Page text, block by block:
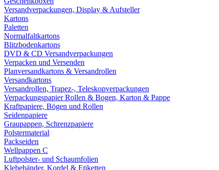
Versandverpackungen, Display & Aufsteller
Kartons
Paletten
Normalfaltkartons
Blitzbodenkartons
DVD & CD Versandverpackungen
Verpacken und Versenden
Planversandkartons & Versandrollen
Versandkartons
Versandrollen, Trapez-, Teleskopverpackungen
Verpackungspapier Rollen & Bogen, Karton & Pappe
Kraftpapiere, Bögen und Rollen
Seidenpapiere
Graupappen, Schrenzpapiere
Polstermaterial
Packseiden
Wellpappen C
Luftpolster- und Schaumfolien
Klebebänder, Kordel & Etiketten